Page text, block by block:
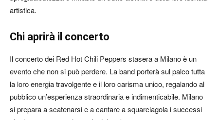
artistica.
Chi aprirà il concerto
Il concerto dei Red Hot Chili Peppers stasera a Milano è un
evento che non si può perdere. La band porterà sul palco tutta
la loro energia travolgente e il loro carisma unico, regalando al
pubblico un’esperienza straordinaria e indimenticabile. Milano
si prepara a scatenarsi e a cantare a squarciagola i successi